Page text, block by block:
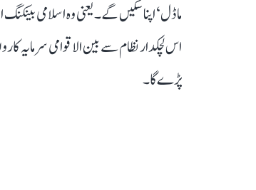
ماڈل‘ اپنا سکیں گے۔ یعنی وہ اسلامی
اس لچکدار نظام سے بین الاقوامی سرمایہ
پڑے گا۔